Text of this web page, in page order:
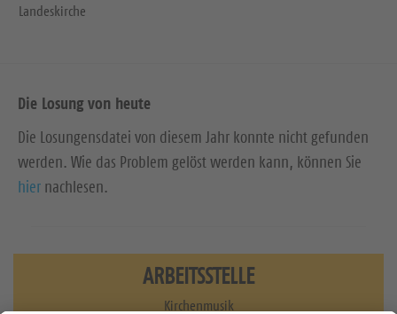
Landeskirche
Die Losung von heute
Die Losungensdatei von diesem Jahr konnte nicht gefunden
werden. Wie das Problem gelöst werden kann, können Sie
hier nachlesen.
ARBEITSSTELLE
Kirchenmusik